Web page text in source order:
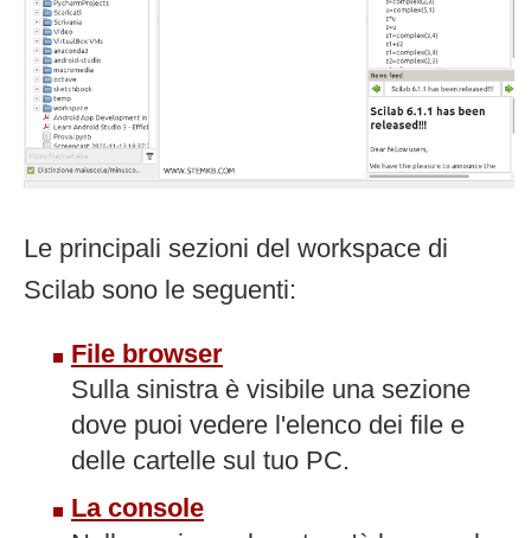
Le principali sezioni del workspace di
Scilab sono le seguenti:
File browser
Sulla sinistra è visibile una sezione
dove puoi vedere l'elenco dei file e
delle cartelle sul tuo PC.
La console